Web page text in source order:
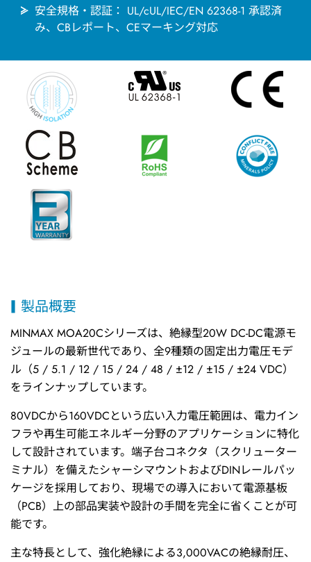
安全規格・認証： UL/cUL/IEC/EN 62368-1 承認済
み、CBレポート、CEマーキング対応
製品概要
MINMAX MOA20Cシリーズは、絶縁型20W DC-DC電源モ
ジュールの最新世代であり、全9種類の固定出力電圧モデ
ル（5 / 5.1 / 12 / 15 / 24 / 48 / ±12 / ±15 / ±24 VDC）
をラインナップしています。
80VDCから160VDCという広い入力電圧範囲は、電力イン
フラや再生可能エネルギー分野のアプリケーションに特化
して設計されています。端子台コネクタ（スクリューター
ミナル）を備えたシャーシマウントおよびDINレールパッ
ケージを採用しており、現場での導入において電源基板
（PCB）上の部品実装や設計の手間を完全に省くことが可
能です。
主な特長として、強化絶縁による3,000VACの絶縁耐圧、